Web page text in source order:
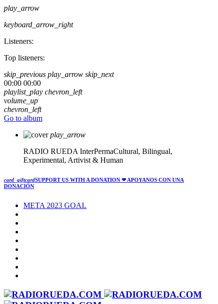
play_arrow
keyboard_arrow_right
Listeners:
Top listeners:
skip_previous play_arrow skip_next
00:00 00:00
playlist_play chevron_left
volume_up
chevron_left
Go to album
play_arrow
RADIO RUEDA InterPermaCultural, Bilingual,
Experimental, Artivist & Human
card_giftcardSUPPORT US WITH A DONATION ❤ APOYANOS CON UNA
DONACIÓN
META 2023 GOAL